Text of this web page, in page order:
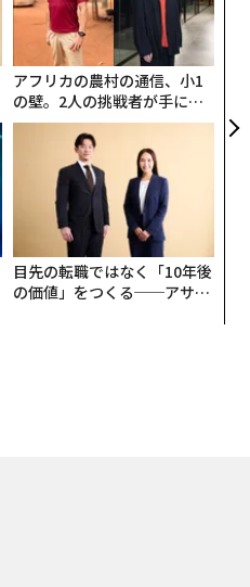
アフリカの農村の通信、小1
の壁。2人の挑戦者が手にし
た「次なる武器」
目先の転職ではなく「10年後
の価値」をつくる──アサイ